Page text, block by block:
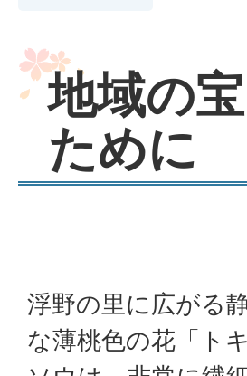
地域の
ために
浮野の里に広がる
な薄桃色の花「ト